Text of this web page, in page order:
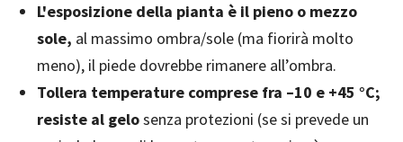
L'esposizione della pianta è il pieno o mezzo
sole, al massimo ombra/sole (ma fiorirà molto
meno), il piede dovrebbe rimanere all’ombra.
Tollera temperature comprese fra –10 e +45 °C;
resiste al gelosenza protezioni (se si prevede un